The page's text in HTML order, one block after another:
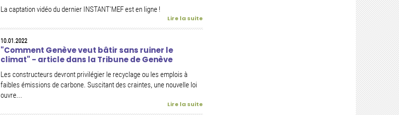
La captation vidéo du dernier INSTANT'MEF est en ligne !
Lire la suite
10.01.2022
"Comment Genève veut bâtir sans ruiner le
climat" - article dans la Tribune de Genève
Les constructeurs devront privilégier le recyclage ou les emplois à
faibles émissions de carbone. Suscitant des craintes, une nouvelle loi
ouvre...
Lire la suite